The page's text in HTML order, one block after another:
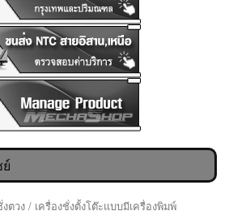
ตวง / เครื่องชั่งตั้งโต๊ะแบบมีเครื่องพิมพ์